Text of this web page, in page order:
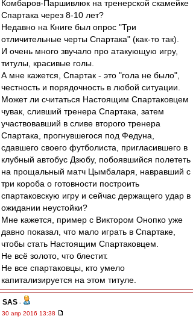
Комбаров-Паршивлюк на тренерской скамейке
Спартака через 8-10 лет?
Недавно на Книге был опрос "Три
отличительные черты Спартака" (как-то так).
И очень много звучало про атакующую игру,
титулы, красивые голы.
А мне кажется, Спартак - это "гола не было",
честность и порядочность в любой ситуации.
Может ли считаться Настоящим Спартаковцем
чувак, сливший тренера Спартака, затем
участвовавший в сливе второго тренера
Спартака, прогнувшегося под Федуна,
сдавшего своего футболиста, пригласившего в
клубный автобус Дзюбу, побоявшийся полететь
на прощальный матч Цымбаларя, навравший с
три короба о готовности построить
спартаковскую игру и сейчас держащего удар в
ожидании неустойки?
Мне кажется, пример с Виктором Онопко уже
давно показал, что мало играть в Спартаке,
чтобы стать Настоящим Спартаковцем.
Не всё золото, что блестит.
Не все спартаковцы, кто умело
капитализируется на этом титуле.
SAS -
30 апр 2016 13:38